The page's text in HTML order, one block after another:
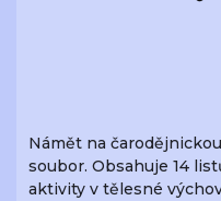
Námět na
soubor. Obsahuje 14
aktivity v tělesné